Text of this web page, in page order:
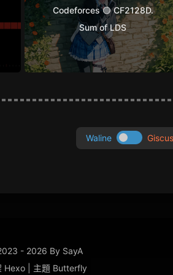
Codeforces 🟢 CF2128D.
Sum of LDS
Waline Giscus
- 2026 By SayA
Hexo 主題 Butterfly